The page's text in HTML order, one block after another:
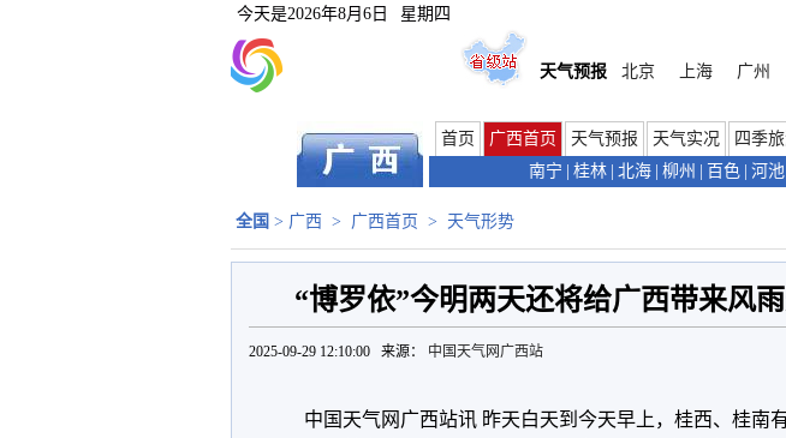
今天是2026年8月6日 星期四
天气预报
北京 上海 广州
首页 广西首页 天气预报 天气实况 四季
南宁
桂林 北海 柳州 百色 河池
全国 > 广西 > 广西首页 > 天气形势
“博罗依”今明两天还将给广西带来风
2025-09-29 12:10:00 来源： 中国天气网广西站
中国天气网广西站讯 昨天白天到今天早上，桂西、桂南